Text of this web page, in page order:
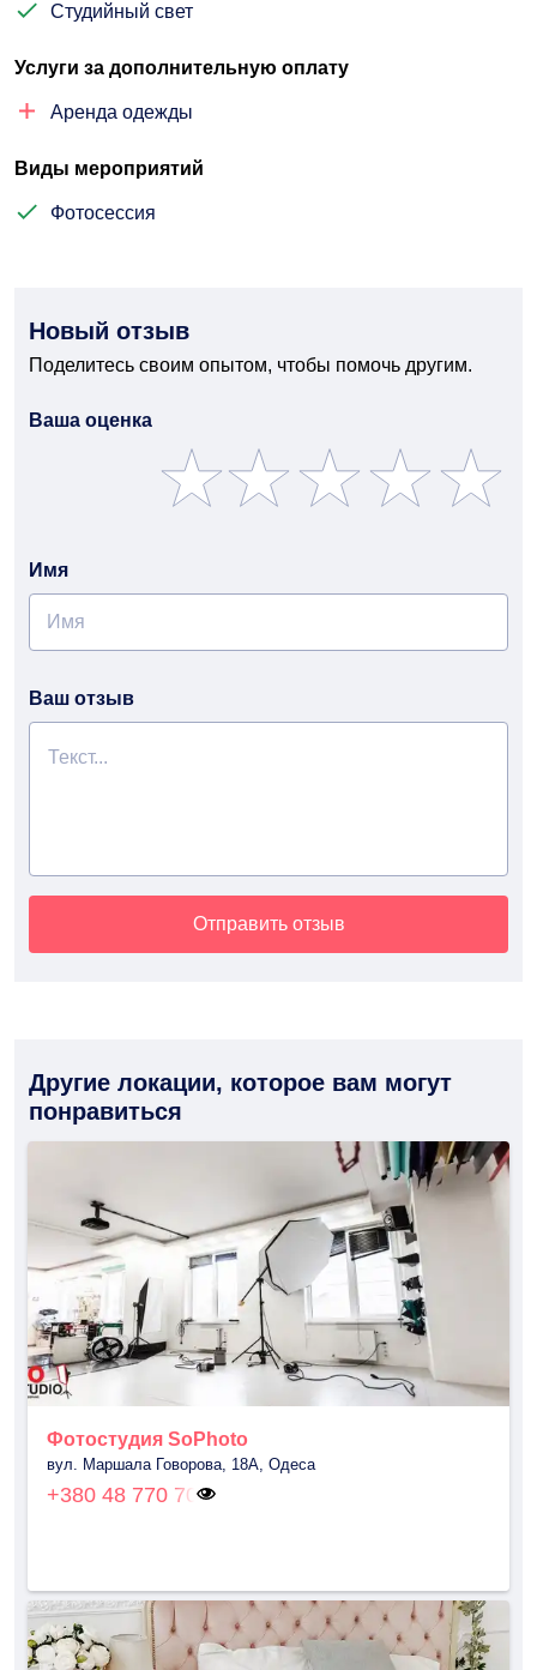
Студийный свет
Услуги за дополнительную оплату
Аренда одежды
Виды мероприятий
Фотосессия
Новый отзыв
Поделитесь своим опытом, чтобы помочь другим.
Ваша оценка
Имя
Ваш отзыв
Отправить отзыв
Другие локации, которое вам могут
понравиться
Фотостудия SoPhoto
вул. Маршала Говорова, 18А, Одеса
+380 48 770 70